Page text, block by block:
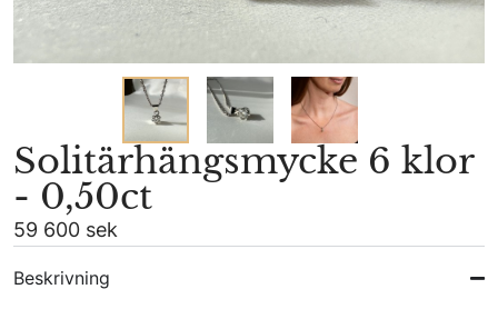
Solitärhängsmycke 6 klor
- 0,50ct
59 600 sek
Beskrivning